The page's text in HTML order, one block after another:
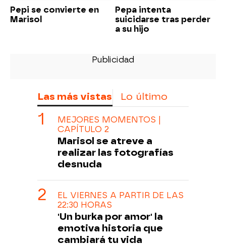
Pepi se convierte en
Marisol
Pepa intenta
suicidarse tras perder
a su hijo
Las más vistas Lo último
MEJORES MOMENTOS |
CAPÍTULO 2
Marisol se atreve a
realizar las fotografías
desnuda
EL VIERNES A PARTIR DE LAS
22:30 HORAS
'Un burka por amor' la
emotiva historia que
cambiará tu vida